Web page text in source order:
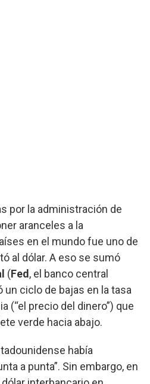
por la administración de
aranceles a la
en el mundo fue uno de
al dólar. A eso se sumó
(Fed , el banco central
ciclo de bajas en la tasa
(“el precio del dinero”) que
verde hacia abajo.
había
a punta”. Sin embargo, en